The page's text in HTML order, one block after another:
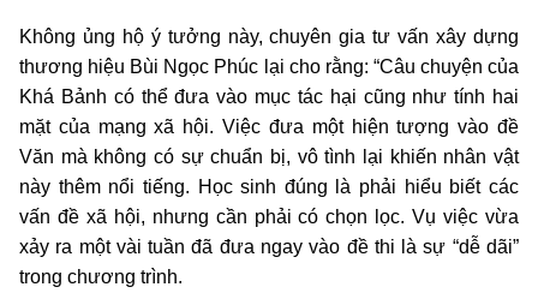
Không ủng hộ ý tưởng này, chuyên gia tư vấn xây dựng
thương hiệu Bùi Ngọc Phúc lại cho rằng: “Câu chuyện của
Khá Bảnh có thể đưa vào mục tác hại cũng như tính hai
mặt của mạng xã hội. Việc đưa một hiện tượng vào đề
Văn mà không có sự chuẩn bị, vô tình lại khiến nhân vật
này thêm nổi tiếng. Học sinh đúng là phải hiểu biết các
vấn đề xã hội, nhưng cần phải có chọn lọc. Vụ việc vừa
xảy ra một vài tuần đã đưa ngay vào đề thi là sự “dễ dãi”
trong chương trình.